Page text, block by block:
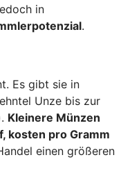
in
.
Es gibt sie in
Unze bis zur
Kleinere Münzen
kosten pro Gramm
einen größeren